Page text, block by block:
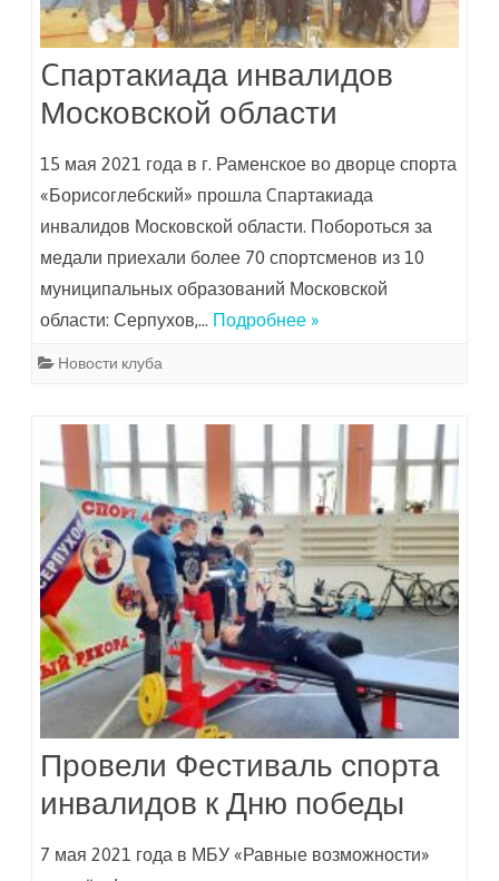
Cпартакиада инвалидов
Московской области
15 мая 2021 года в г. Раменское во дворце спорта
«Борисоглебский» прошла Cпартакиада
инвалидов Московской области. Побороться за
медали приехали более 70 спортсменов из 10
муниципальных образований Московской
области: Серпухов,… Подробнее »
Новости клуба
Провели Фестиваль спорта
инвалидов к Дню победы
7 мая 2021 года в МБУ «Равные возможности»